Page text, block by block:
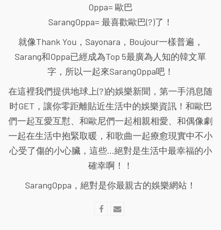
Oppa= 歐巴
SarangOppa= 最喜歡歐巴(?)了！
就像Thank You，Sayonara，Boujour一樣普遍，
Sarang和Oppa已經成為Top 5最廣為人知的韓文單
字，所以一起來SarangOppa吧！
在這裡我們提供地球上(?)的娛樂新聞，第一手消息随
时GET，讓你零距離貼近生活中的娛樂資訊！和歐巴
們一起互愛互懟、和歐尼們一起相親相愛、和偶像劇
一起在生活中抱緊取暖，和歌曲一起療愈現實中不小
心受了傷的小心臟，這些...絕對是生活中最幸福的小
確幸啊！！
SarangOppa，絕對是你最親古的娛樂網站！